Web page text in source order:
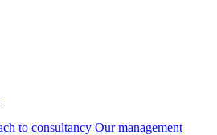
to consultancy Our management